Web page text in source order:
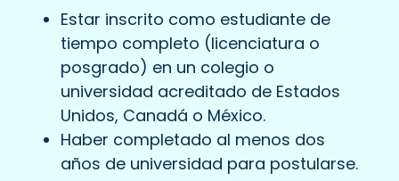
Estar inscrito como estudiante de
tiempo completo (licenciatura o
posgrado) en un colegio o
universidad acreditado de Estados
Unidos, Canadá o México.
Haber completado al menos dos
años de universidad para postularse.